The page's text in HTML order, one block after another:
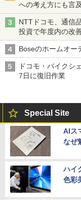
への考え方にも言及
NTTドコモ、通信
投資で年度内の改
Boseのホームオー
ドコモ・バイクシ
7日に復旧作業
Special Site
AIス
なぜ
ハイ
色彩